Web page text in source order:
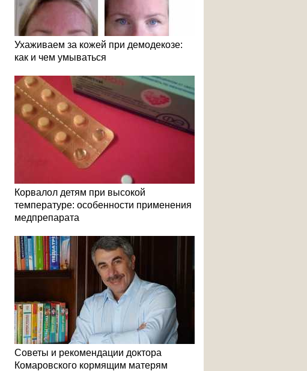
Ухаживаем за кожей при демодекозе:
как и чем умываться
Корвалол детям при высокой
температуре: особенности применения
медпрепарата
Советы и рекомендации доктора
Комаровского кормящим матерям